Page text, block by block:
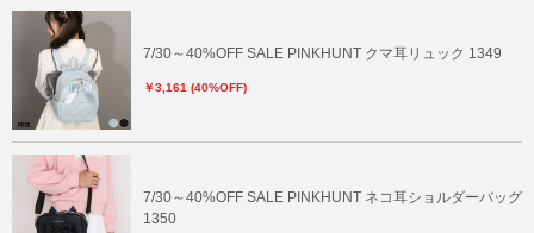
7/30～40%OFF SALE PINKHUNT クマ耳リュック 1349
￥3,161 (40%OFF)
7/30～40%OFF SALE PINKHUNT ネコ耳ショルダーバッグ
1350